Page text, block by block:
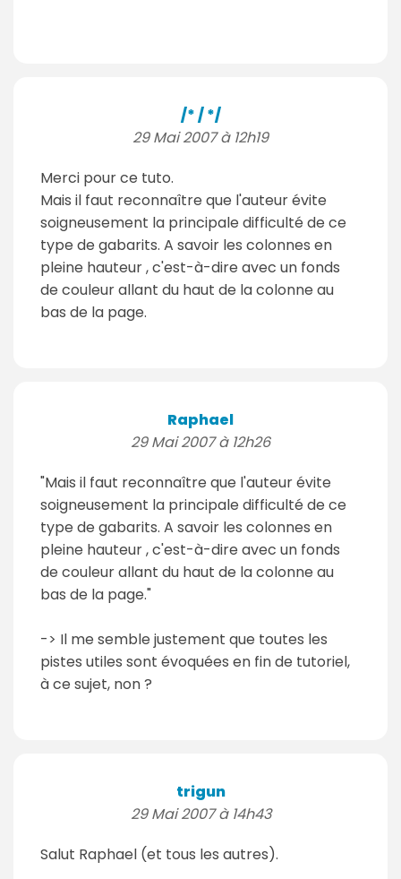
/* / */
29 Mai 2007 à 12h19
Merci pour ce tuto.
Mais il faut reconnaître que l'auteur évite
soigneusement la principale difficulté de ce
type de gabarits. A savoir les colonnes en
pleine hauteur , c'est-à-dire avec un fonds
de couleur allant du haut de la colonne au
bas de la page.
Raphael
29 Mai 2007 à 12h26
"Mais il faut reconnaître que l'auteur évite
soigneusement la principale difficulté de ce
type de gabarits. A savoir les colonnes en
pleine hauteur , c'est-à-dire avec un fonds
de couleur allant du haut de la colonne au
bas de la page."
-> Il me semble justement que toutes les
pistes utiles sont évoquées en fin de tutoriel,
à ce sujet, non ?
trigun
29 Mai 2007 à 14h43
Salut Raphael (et tous les autres).